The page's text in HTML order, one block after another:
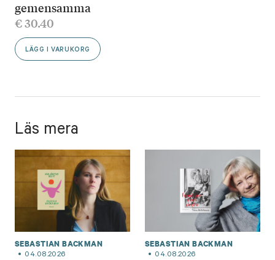
gemensamma
€30.40
LÄGG I VARUKORG
Läs mera
SEBASTIAN BACKMAN
04.08.2026
SEBASTIAN BACKMAN
04.08.2026